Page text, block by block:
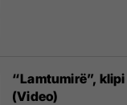
“Lamtumirë”,
(Video)